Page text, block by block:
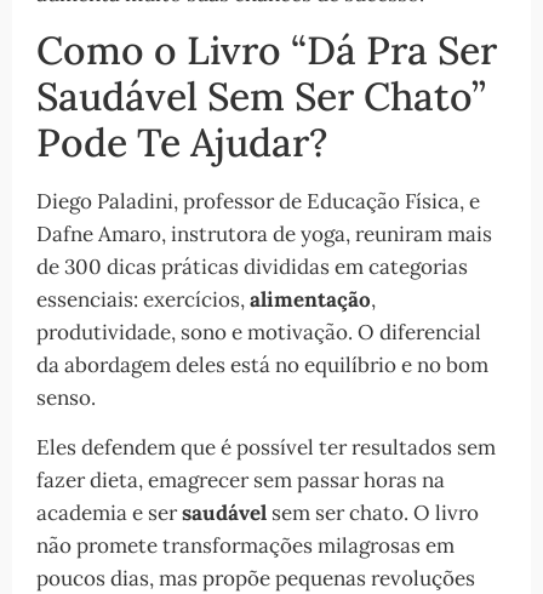
Como o Livro “Dá Pra Ser
Saudável Sem Ser Chato”
Pode Te Ajudar?
Diego Paladini, professor de Educação Física, e
Dafne Amaro, instrutora de yoga, reuniram mais
de 300 dicas práticas divididas em categorias
essenciais: exercícios,alimentação,
produtividade, sono e motivação. O diferencial
da abordagem deles está no equilíbrio e no bom
senso.
Eles defendem que é possível ter resultados sem
fazer dieta, emagrecer sem passar horas na
academia e sersaudável sem ser chato. O livro
não promete transformações milagrosas em
poucos dias, mas propõe pequenas revoluções